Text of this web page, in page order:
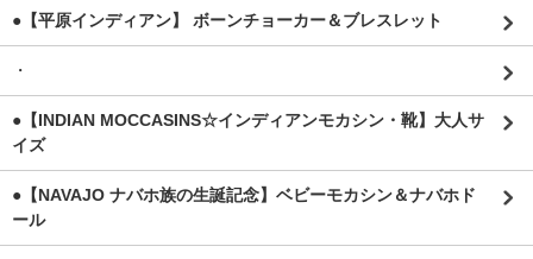
●【平原インディアン】 ボーンチョーカー＆ブレスレット
・
●【INDIAN MOCCASINS☆インディアンモカシン・靴】大人サ
イズ
●【NAVAJO ナバホ族の生誕記念】ベビーモカシン＆ナバホド
ール